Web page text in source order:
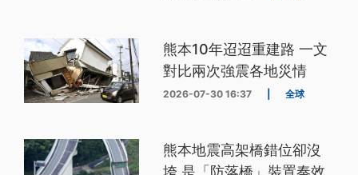
熊本10年迢迢重建路 一文
對比兩次強震各地災情
2026-07-30 16:37 全球
熊本地震高架橋錯位卻沒
垮 是「防落橋」裝置奏效